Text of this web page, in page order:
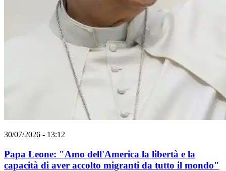
30/07/2026 - 13:12
Papa Leone: "Amo dell'America la libertà e la
capacità di aver accolto migranti da tutto il mondo"